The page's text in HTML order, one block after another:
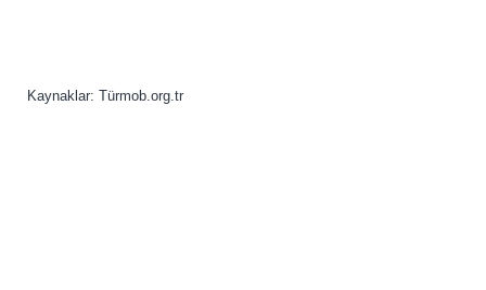
Kaynaklar: Türmob.org.tr